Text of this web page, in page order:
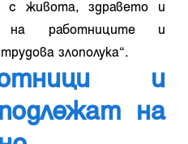
с живота, здравето и
на работниците и
злополука“.
и
на